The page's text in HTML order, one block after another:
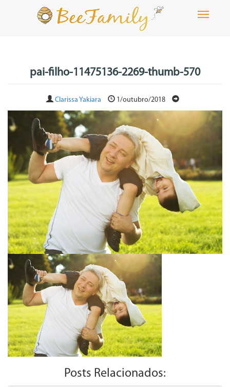
Toggle
pai-filho-11475136-2269-thumb-570
Clarissa Yakiara 1/outubro/2018
Posts Relacionados: